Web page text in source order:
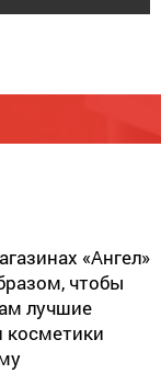
«Ангел»
чтобы
лучшие